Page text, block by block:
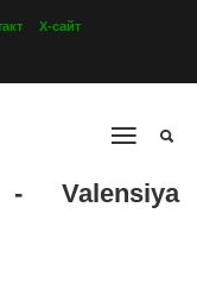
Х-сайт
Valensiya